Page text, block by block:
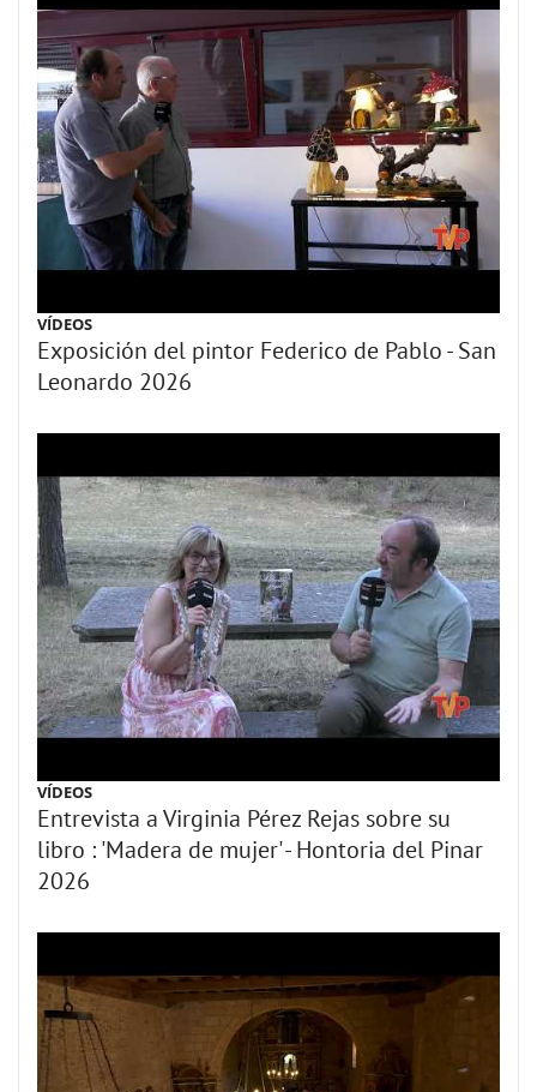
VÍDEOS
Exposición del pintor Federico de Pablo - San
Leonardo 2026
VÍDEOS
Entrevista a Virginia Pérez Rejas sobre su
libro : 'Madera de mujer' - Hontoria del Pinar
2026